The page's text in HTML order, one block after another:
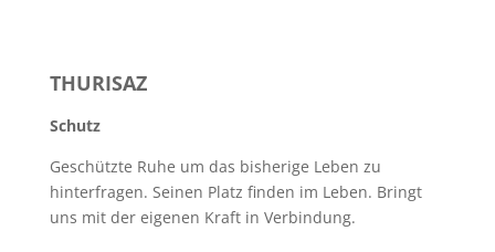
THURISAZ
Schutz
Geschützte Ruhe um das bisherige Leben zu
hinterfragen. Seinen Platz finden im Leben. Bringt
uns mit der eigenen Kraft in Verbindung.